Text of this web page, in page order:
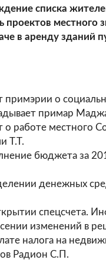
списка
проектов местного
в аренду зданий
примэрии о
примар
о работе местного
Т.Т.
бюджета за
денежных
спецсчета.
изменений в
налога на
Радион С.П.